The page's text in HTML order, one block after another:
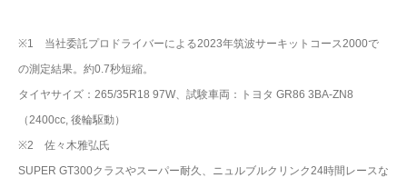
※1 当社委託プロドライバーによる2023年筑波サーキットコース2000で
の測定結果。約0.7秒短縮。
タイヤサイズ：265/35R18 97W、試験車両：トヨタ GR86 3BA-ZN8
（2400cc, 後輪駆動）
※2 佐々木雅弘氏
SUPER GT300クラスやスーパー耐久、ニュルブルクリンク24時間レースな